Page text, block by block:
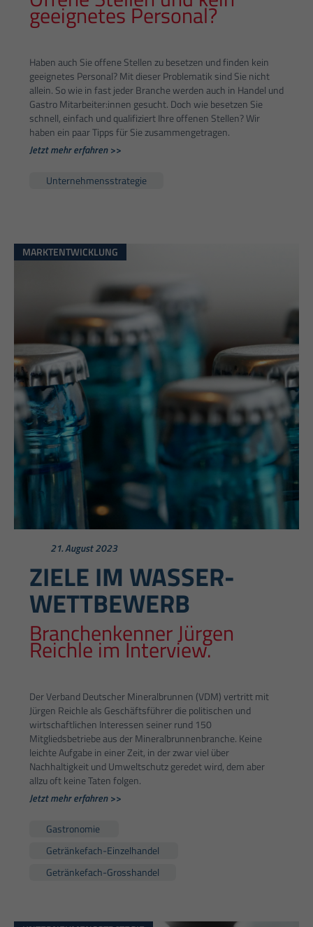
geeignetes Personal?
Haben auch Sie offene Stellen zu besetzen und finden kein
geeignetes Personal? Mit dieser Problematik sind Sie nicht
allein. So wie in fast jeder Branche werden auch in Handel und
Gastro Mitarbeiter:innen gesucht. Doch wie besetzen Sie
schnell, einfach und qualifiziert Ihre offenen Stellen? Wir
haben ein paar Tipps für Sie zusammengetragen.
Jetzt mehr erfahren >>
Unternehmensstrategie
MARKTENTWICKLUNG
21. August 2023
ZIELE IM WASSER-
WETTBEWERB
Branchenkenner Jürgen
Reichle im Interview.
Der Verband Deutscher Mineralbrunnen (VDM) vertritt mit
Jürgen Reichle als Geschäftsführer die politischen und
wirtschaftlichen Interessen seiner rund 150
Mitgliedsbetriebe aus der Mineralbrunnenbranche. Keine
leichte Aufgabe in einer Zeit, in der zwar viel über
Nachhaltigkeit und Umweltschutz geredet wird, dem aber
allzu oft keine Taten folgen.
Jetzt mehr erfahren >>
Gastronomie
Getränkefach-Einzelhandel
Getränkefach-Grosshandel